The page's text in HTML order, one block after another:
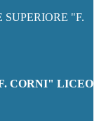
"F.
CORNI" LICEO